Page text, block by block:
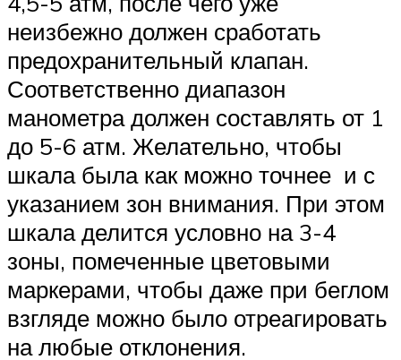
неизбежно должен сработать
предохранительный клапан.
Соответственно диапазон
манометра должен составлять от 1
до 5-6 атм. Желательно, чтобы
шкала была как можно точнее и с
указанием зон внимания. При этом
шкала делится условно на 3-4
зоны, помеченные цветовыми
маркерами, чтобы даже при беглом
взгляде можно было отреагировать
на любые отклонения.